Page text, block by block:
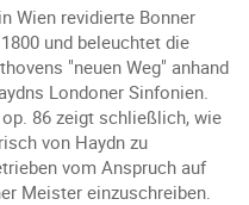
Wien revidierte Bonner
und beleuchtet die
"neuen Weg" anhand
Londoner Sinfonien.
86 zeigt schließlich, wie
von Haydn zu
vom Anspruch auf
Meister einzuschreiben.